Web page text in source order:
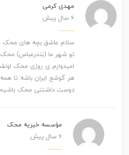
مهدی کرمی
6 سال پیش
سلام عاشق بچه های
تو شهر ما (بندرعباس)
امیدوارم ی روزی محک
هر گوشع ایران باشه تا
دوست داشتنی محک باشیم
مؤسسه خیریه محک
6 سال پیش